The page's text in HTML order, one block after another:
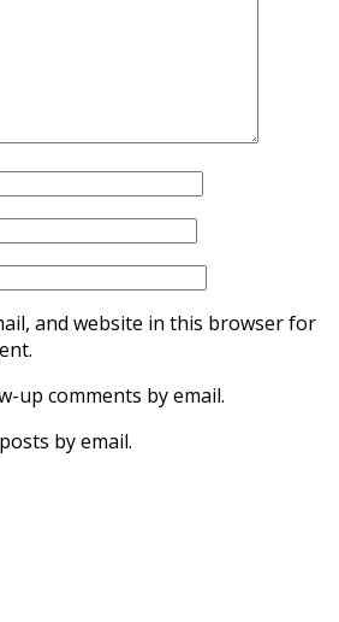
and website in this browser for
up comments by email.
by email.